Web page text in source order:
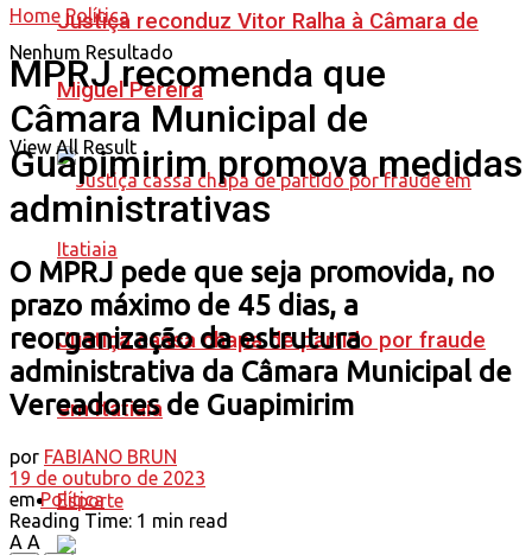
Justiça reconduz Vitor Ralha à Câmara de
Miguel Pereira
Justiça cassa chapa de partido por fraude
em Itatiaia
Esporte
Nenhum Resultado
View All Result
Home Política
MPRJ recomenda que
Câmara Municipal de
Guapimirim promova medidas
administrativas
O MPRJ pede que seja promovida, no
prazo máximo de 45 dias, a
reorganização da estrutura
administrativa da Câmara Municipal de
Vereadores de Guapimirim
por FABIANO BRUN
19 de outubro de 2023
em Política
Reading Time: 1 min read
A A